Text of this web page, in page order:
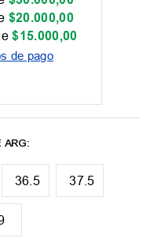
$20.000,00
$15.000,00
de pago
36.5 37.5